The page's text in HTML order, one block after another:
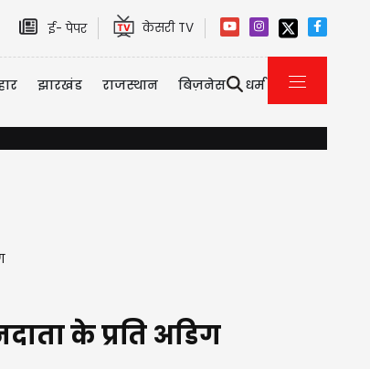
ई- पेपर केसरी TV
झारखंड राजस्थान बिज़नेस धर्म
के प्रति अडिग